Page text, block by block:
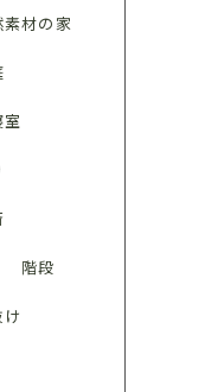
素材の家
室
階段